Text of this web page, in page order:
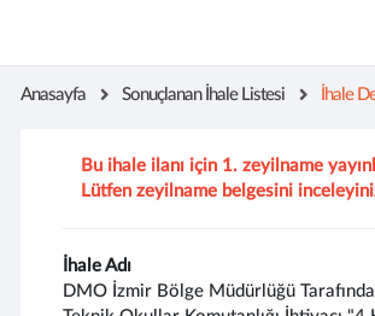
Anasayfa Sonuçlanan İhale Listesi İhale
Bu ihale ilanı için 1. zeyilname
Lütfen zeyilname belgesini
İhale Adı
DMO İzmir Bölge Müdürlüğü